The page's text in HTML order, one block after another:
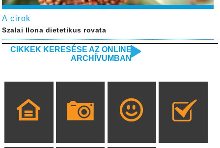
A cirok
Szalai Ilona dietetikus rovata
CIKKEK KERESÉSE AZ ONLINE
ARCHÍVUMBAN